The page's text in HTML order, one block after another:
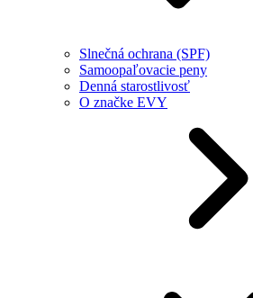
Slnečná ochrana (SPF)
Samoopaľovacie peny
Denná starostlivosť
O značke EVY